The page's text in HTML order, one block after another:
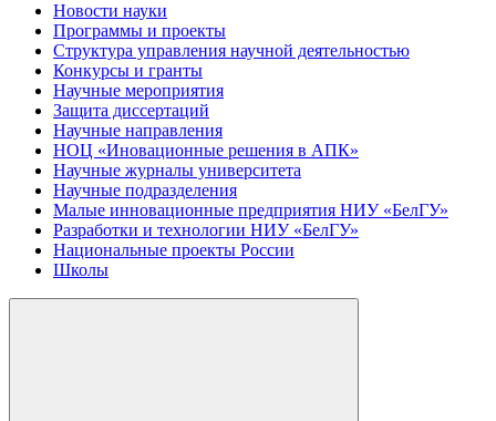
Новости науки
Программы и проекты
Структура управления научной деятельностью
Конкурсы и гранты
Научные мероприятия
Защита диссертаций
Научные направления
НОЦ «Иновационные решения в АПК»
Научные журналы университета
Научные подразделения
Малые инновационные предприятия НИУ «БелГУ»
Разработки и технологии НИУ «БелГУ»
Национальные проекты России
Школы